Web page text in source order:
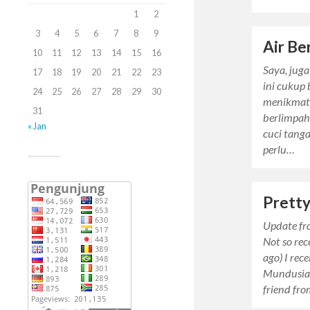
1
2
3
4 5 6 7 8
9
10
11 12 13 14 15
16
17
18 19 20 21 22
23
24
25 26 27 28 29
30
31
« Jan
Air
Saya,
ini cukup
cuci
perlu…
Update
Not so
ago) I
friend